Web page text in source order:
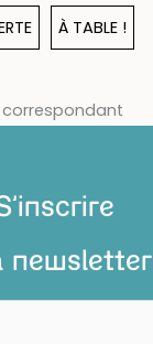
À TABLE !
newsletter